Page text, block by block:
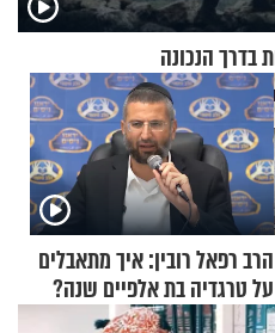
בדרך הנכונה
הרב רפאל רובין: איך מתאבלים
על טרגדיה בת אלפיים שנה?